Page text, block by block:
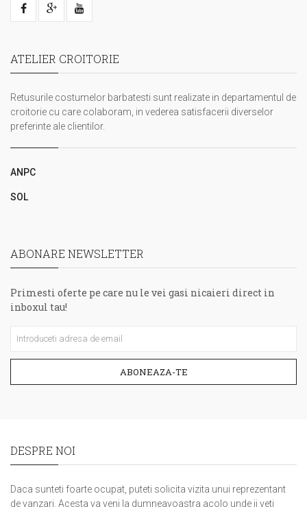
ATELIER CROITORIE
Retusurile costumelor barbatesti sunt realizate in departamentul de
croitorie cu care colaboram, in vederea satisfacerii diverselor
preferinte ale clientilor.
ANPC
SOL
ABONARE NEWSLETTER
Primesti oferte pe care nu le vei gasi nicaieri direct in
inboxul tau!
ABONEAZA-TE
DESPRE NOI
Daca sunteti foarte ocupat, puteti solicita vizita unui reprezentant
de vanzari. Acesta va veni la dumneavoastra acolo unde ii veti